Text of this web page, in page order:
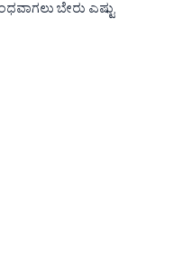
ಬೇರು ಎಷ್ಟು